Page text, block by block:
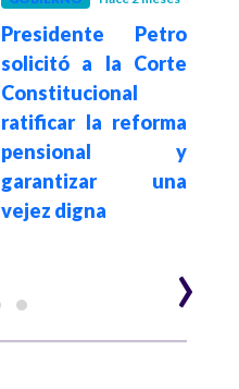
Presidente Petro
solicitó a la Corte
Constitucional
ratificar la reforma
pensional y
garantizar una
vejez digna
›